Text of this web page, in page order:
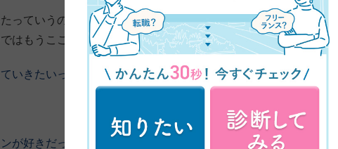
っていうのもありました。YouTubeとか見て、色々調べてたら
はもうここだと思って決めました。
いきたいって調べていました？
が好きだったっていう風におっしゃってたと思うんですけど、